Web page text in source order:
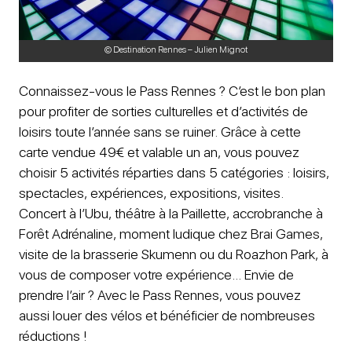
© Destination Rennes – Julien Mignot
Connaissez-vous le Pass Rennes ? C’est le bon plan
pour profiter de sorties culturelles et d’activités de
loisirs toute l’année sans se ruiner. Grâce à cette
carte vendue 49€ et valable un an, vous pouvez
choisir 5 activités réparties dans 5 catégories : loisirs,
spectacles, expériences, expositions, visites.
Concert à l’Ubu, théâtre à la Paillette, accrobranche à
Forêt Adrénaline, moment ludique chez Brai Games,
visite de la brasserie Skumenn ou du Roazhon Park, à
vous de composer votre expérience… Envie de
prendre l’air ? Avec le Pass Rennes, vous pouvez
aussi louer des vélos et bénéficier de nombreuses
réductions !